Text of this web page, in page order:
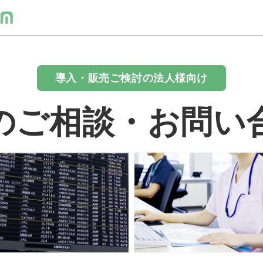
導入・販売ご検討の法人様向け
ご相談・お問い